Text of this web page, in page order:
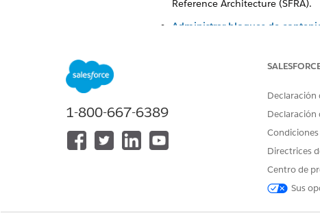
Reference Architecture (SFRA).
Administrar bloques de
Bloques de contenido en Page
contenido de las páginas. Los
1-800-667-6389
Declaración
Declaración
Directrices
Centro de
Sus